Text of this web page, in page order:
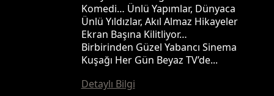
Komedi… Ünlü Yapımlar, Dünyaca
Ünlü Yıldızlar, Akıl Almaz Hikayeler
Ekran Başına Kilitliyor…
Birbirinden Güzel Yabancı Sinema
Kuşağı Her Gün Beyaz TV’de...
Detaylı Bilgi